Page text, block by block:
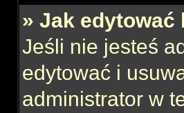
» Jak edytować
Jeśli nie jesteś
edytować i
administrator w